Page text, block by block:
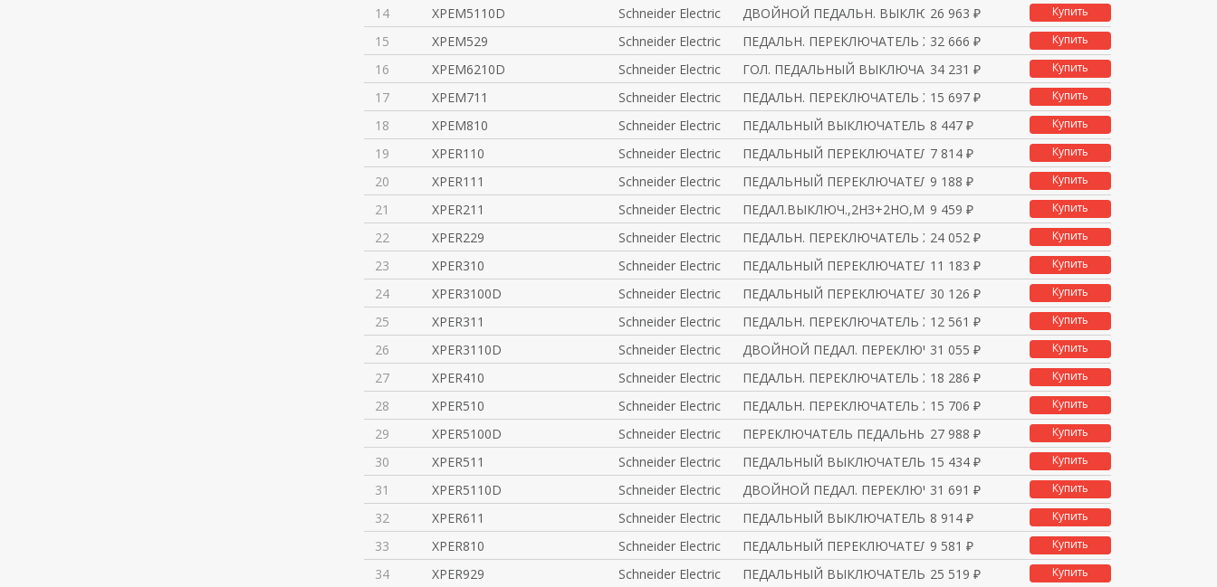
14 XPEM5110D Schneider Electric ДВОЙНОЙ ПЕДАЛЬН. ВЫКЛЮЧ., С МЕ
26 963 ₽ Купить
15 XPEM529 Schneider Electric ПЕДАЛЬН. ПЕРЕКЛЮЧАТЕЛЬ XPEM529
32 666 ₽ Купить
16 XPEM6210D Schneider Electric ГОЛ. ПЕДАЛЬНЫЙ ВЫКЛЮЧАТЕЛЬ
34 231 ₽ Купить
17 XPEM711 Schneider Electric ПЕДАЛЬН. ПЕРЕКЛЮЧАТЕЛЬ XPEM711
15 697 ₽ Купить
18 XPEM810 Schneider Electric ПЕДАЛЬНЫЙ ВЫКЛЮЧАТЕЛЬ XPEM810
8 447 ₽ Купить
19 XPER110 Schneider Electric ПЕДАЛЬНЫЙ ПЕРЕКЛЮЧАТЕЛЬ 1 ШАГ
7 814 ₽ Купить
20 XPER111 Schneider Electric ПЕДАЛЬНЫЙ ПЕРЕКЛЮЧАТЕЛЬ 1 ШАГ
9 188 ₽ Купить
21 XPER211 Schneider Electric ПЕДАЛ.ВЫКЛЮЧ.,2НЗ+2НО,МЕТ.,IP6
9 459 ₽ Купить
22 XPER229 Schneider Electric ПЕДАЛЬН. ПЕРЕКЛЮЧАТЕЛЬ XPER229
24 052 ₽ Купить
23 XPER310 Schneider Electric ПЕДАЛЬНЫЙ ПЕРЕКЛЮЧАТЕЛЬ 1 ШАГ
11 183 ₽ Купить
24 XPER3100D Schneider Electric ПЕДАЛЬНЫЙ ПЕРЕКЛЮЧАТЕЛЬ 1 ШАГ
30 126 ₽ Купить
25 XPER311 Schneider Electric ПЕДАЛЬН. ПЕРЕКЛЮЧАТЕЛЬ XPER311
12 561 ₽ Купить
26 XPER3110D Schneider Electric ДВОЙНОЙ ПЕДАЛ. ПЕРЕКЛЮЧ. XPER3
31 055 ₽ Купить
27 XPER410 Schneider Electric ПЕДАЛЬН. ПЕРЕКЛЮЧАТЕЛЬ XPER410
18 286 ₽ Купить
28 XPER510 Schneider Electric ПЕДАЛЬН. ПЕРЕКЛЮЧАТЕЛЬ XPER510
15 706 ₽ Купить
29 XPER5100D Schneider Electric ПЕРЕКЛЮЧАТЕЛЬ ПЕДАЛЬНЫЙ, XPER5
27 988 ₽ Купить
30 XPER511 Schneider Electric ПЕДАЛЬНЫЙ ВЫКЛЮЧАТЕЛЬ МЕТАЛЛИЧ
15 434 ₽ Купить
31 XPER5110D Schneider Electric ДВОЙНОЙ ПЕДАЛ. ПЕРЕКЛЮЧ. XPER5
31 691 ₽ Купить
32 XPER611 Schneider Electric ПЕДАЛЬНЫЙ ВЫКЛЮЧАТЕЛЬ, 1 ПЕДАЛ
8 914 ₽ Купить
33 XPER810 Schneider Electric ПЕДАЛЬНЫЙ ПЕРЕКЛЮЧАТЕЛЬ 1 ШАГ
9 581 ₽ Купить
34 XPER929 Schneider Electric ПЕДАЛЬНЫЙ ВЫКЛЮЧАТЕЛЬ XPER929
25 519 ₽ Купить